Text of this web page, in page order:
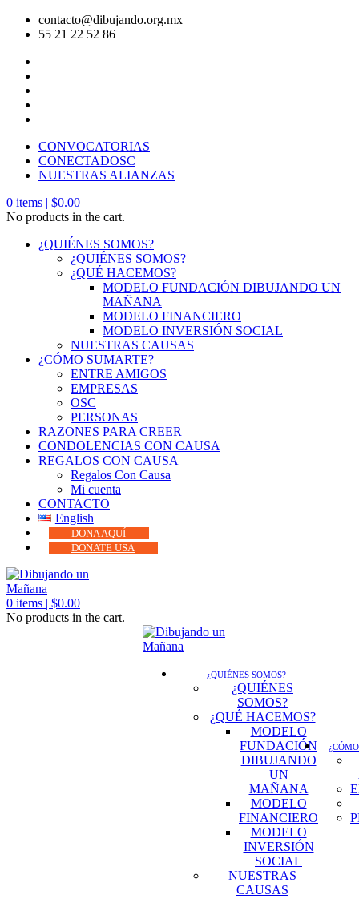
contacto@dibujando.org.mx
55 21 22 52 86
CONVOCATORIAS
CONECTADOSC
NUESTRAS ALIANZAS
0 items | $0.00
No products in the cart.
¿QUIÉNES SOMOS?
¿QUIÉNES SOMOS?
¿QUÉ HACEMOS?
MODELO FUNDACIÓN DIBUJANDO UN
MAÑANA
MODELO FINANCIERO
MODELO INVERSIÓN SOCIAL
NUESTRAS CAUSAS
¿CÓMO SUMARTE?
ENTRE AMIGOS
EMPRESAS
OSC
PERSONAS
RAZONES PARA CREER
CONDOLENCIAS CON CAUSA
REGALOS CON CAUSA
Regalos Con Causa
Mi cuenta
CONTACTO
English
DONA AQUÍ
DONATE USA
0 items | $0.00
No products in the cart.
¿QUIÉNES SOMOS?
¿QUIÉNES
SOMOS?
¿QUÉ HACEMOS?
MODELO
FUNDACIÓN
DIBUJANDO
UN
MAÑANA
MODELO
FINANCIERO
MODELO
INVERSIÓN
SOCIAL
NUESTRAS
CAUSAS